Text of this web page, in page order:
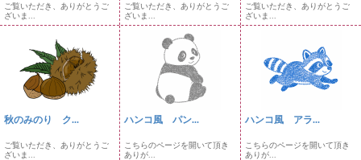
ご覧いただき、ありがとうご
ざいま...
ご覧いただき、ありがとうご
ざいま...
ご覧いただき、ありがとうご
ざいま...
秋のみのり ク...
ご覧いただき、ありがとうご
ざいま...
ハンコ風 パン...
こちらのページを開いて頂き
ありが...
ハンコ風 アラ...
こちらのページを開いて頂き
ありが...